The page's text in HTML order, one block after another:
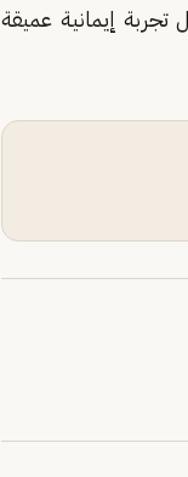
تجربة إيمانية عميقة